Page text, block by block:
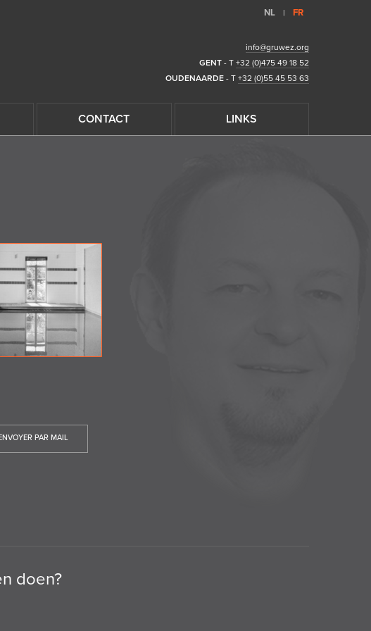
NL | FR
info@gruwez.org
GENT - T +32 (0)475 49 18 52
OUDENAARDE - T +32 (0)55 45 53 63
CONTACT LINKS
ENVOYER PAR MAIL
doen?